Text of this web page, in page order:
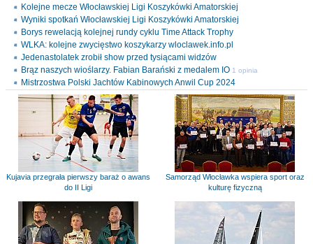
Kolejne mecze Włocławskiej Ligi Koszykówki Amatorskiej
Wyniki spotkań Włocławskiej Ligi Koszykówki Amatorskiej
Borys rewelacją kolejnej rundy cyklu Time Attack Trophy
WLKA: kolejne zwycięstwo koszykarzy wloclawek.info.pl
Jedenastolatek zrobił show przed tysiącami widzów
Brąz naszych wioślarzy. Fabian Barański z medalem IO 1 opinia
Mistrzostwa Polski Jachtów Kabinowych Anwil Cup 2024
Kujavia przegrała pierwszy baraż o awans
do II Ligi
Samorząd Włocławka wspiera sport oraz
kulturę fizyczną